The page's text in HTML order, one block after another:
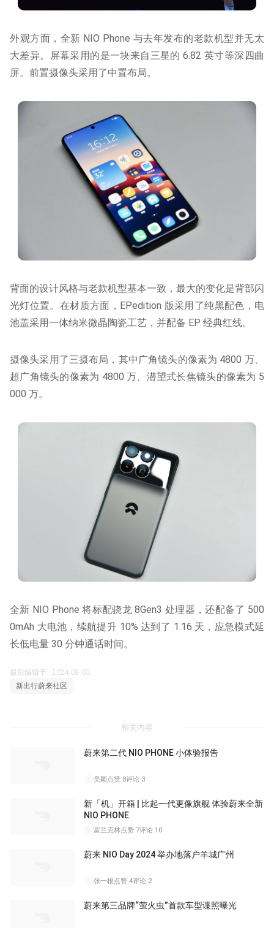
外观方面，全新 NIO Phone 与去年发布的老款机型并无太
大差异。屏幕采用的是一块来自三星的 6.82 英寸等深四曲
屏。前置摄像头采用了中置布局。
背面的设计风格与老款机型基本一致，最大的变化是背部闪
光灯位置。在材质方面，EPedition 版采用了纯黑配色，电
池盖采用一体纳米微晶陶瓷工艺，并配备 EP 经典红线。
摄像头采用了三摄布局，其中广角镜头的像素为 4800 万、
超广角镜头的像素为 4800 万、潜望式长焦镜头的像素为 5
000 万。
全新 NIO Phone 将标配骁龙 8Gen3 处理器，还配备了 500
0mAh 大电池，续航提升 10% 达到了 1.16 天，应急模式延
长低电量 30 分钟通话时间。
最后编辑于 · 2024-08-03
新出行蔚来社区
相关内容
蔚来第二代 NIO PHONE 小体验报告
吴颖点赞 8评论 3
新「机」开箱 | 比起一代更像旗舰 体验蔚来全新
NIO PHONE
富兰克林点赞 7评论 10
蔚来 NIO Day 2024 举办地落户羊城广州
张一根点赞 4评论 2
蔚来第三品牌“萤火虫”首款车型谍照曝光